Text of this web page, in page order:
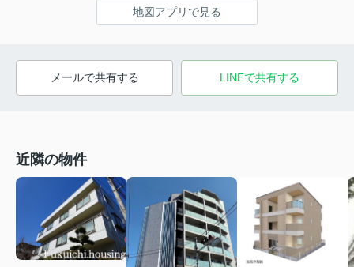
地図アプリで見る
メールで共有する LINEで共有する
近隣の物件